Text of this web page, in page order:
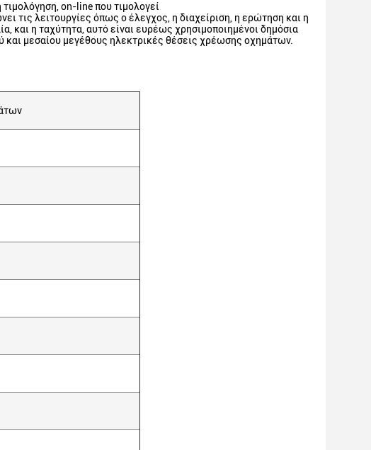
on-line που τιμολογεί
λειτουργίες όπως ο έλεγχος, η διαχείριση, η ερώτηση και η
και η ταχύτητα, αυτό είναι ευρέως χρησιμοποιημένοι δημόσια
μεσαίου μεγέθους ηλεκτρικές θέσεις χρέωσης οχημάτων.